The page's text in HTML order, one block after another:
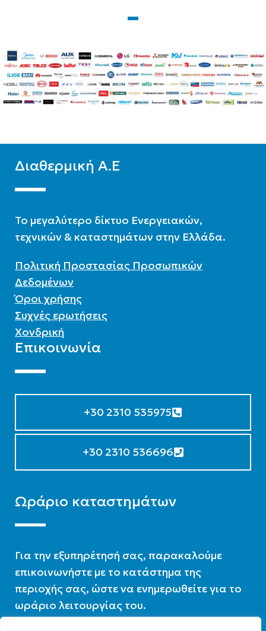
WIFI Standard
ΧΡΏΜΑ Λευκό
Διαθερμική Α.Ε
To μεγαλύτερο δίκτυο Ενεργειακών,
τεχνικών & καταστημάτων στην Ελλάδα.
Πολιτική Προστασίας Προσωπικών
Δεδομένων
Όροι χρήσης
Συχνές ερωτήσεις
Χονδρική
Επικοινωνία
+30 2310 535975
+30 2310 536696
Ωράριο καταστημάτων
Για την εξυπηρέτησή σας, παρακαλούμε
επικοινωνήστε με το κατάστημα της
περιοχής σας, ώστε να ενημερωθείτε για το
ωράριο λειτουργίας του.